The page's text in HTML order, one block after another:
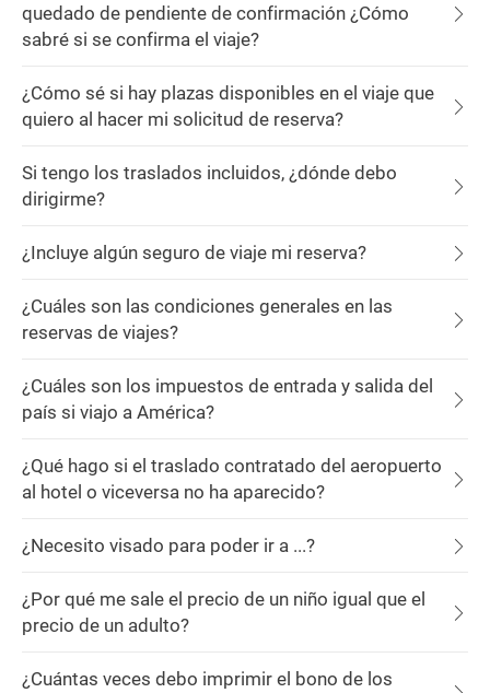
quedado de pendiente de confirmación ¿Cómo
sabré si se confirma el viaje?
¿Cómo sé si hay plazas disponibles en el viaje que
quiero al hacer mi solicitud de reserva?
Si tengo los traslados incluidos, ¿dónde debo
dirigirme?
¿Incluye algún seguro de viaje mi reserva?
¿Cuáles son las condiciones generales en las
reservas de viajes?
¿Cuáles son los impuestos de entrada y salida del
país si viajo a América?
¿Qué hago si el traslado contratado del aeropuerto
al hotel o viceversa no ha aparecido?
¿Necesito visado para poder ir a ...?
¿Por qué me sale el precio de un niño igual que el
precio de un adulto?
¿Cuántas veces debo imprimir el bono de los